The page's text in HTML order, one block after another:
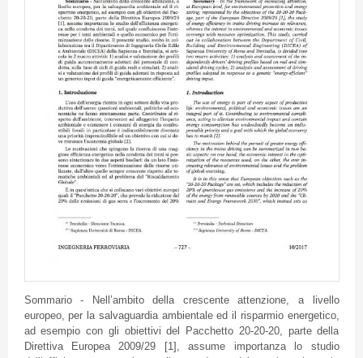
Sommario - Nell’ambito della crescente attenzione, a livello
europeo, per la salvaguardia ambientale ed il risparmio energetico,
ad esempio con gli obiettivi del Pacchetto 20-20-20, parte della
Direttiva Europea 2009/29 [1], assume importanza lo studio